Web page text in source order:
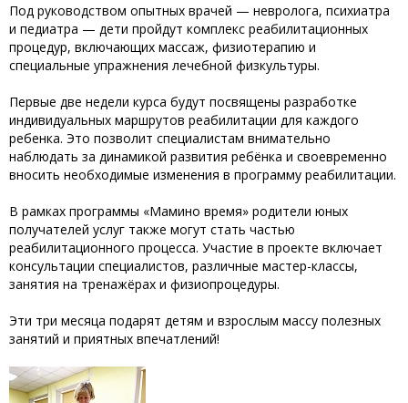
‎Под руководством опытных врачей — невролога, психиатра
и педиатра — дети пройдут комплекс реабилитационных
процедур, включающих массаж, физиотерапию и
специальные упражнения лечебной физкультуры.
‎Первые две недели курса будут посвящены разработке
индивидуальных маршрутов реабилитации для каждого
ребенка. Это позволит специалистам внимательно
наблюдать за динамикой развития ребёнка и своевременно
вносить необходимые изменения в программу реабилитации.
‎В рамках программы «Мамино время» родители юных
получателей услуг также могут стать частью
реабилитационного процесса. Участие в проекте включает
консультации специалистов, различные мастер-классы,
занятия на тренажёрах и физиопроцедуры.
‎Эти три месяца подарят детям и взрослым массу полезных
занятий и приятных впечатлений!